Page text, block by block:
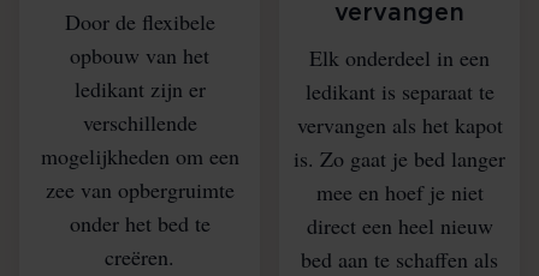
Door de flexibele
opbouw van het
ledikant zijn er
verschillende
mogelijkheden om een
zee van opbergruimte
onder het bed te
creëren.
vervangen
Elk onderdeel in een
ledikant is separaat te
vervangen als het kapot
is. Zo gaat je bed langer
mee en hoef je niet
direct een heel nieuw
bed aan te schaffen als